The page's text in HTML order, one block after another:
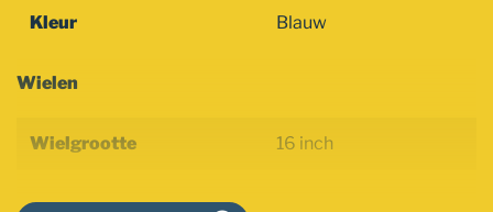
Kleur Blauw
Wielen
Wielgrootte 16 inch